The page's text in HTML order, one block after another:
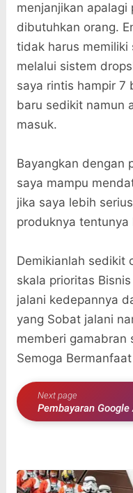
menjanjikan apalagi
dibutuhkan orang.
tidak harus memiliki
melalui sistem
saya rintis hampir 7
baru sedikit namun
masuk.
Bayangkan dengan
saya mampu
jika saya lebih
produknya tentunya
Demikianlah sedikit
skala prioritas
jalani kedepannya
yang Sobat jalani
memberi gamabran
Semoga
Next page
Pembayaran
Kurs 14558 per Dolar